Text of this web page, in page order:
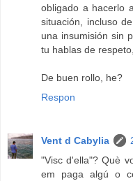
obligado a hacerlo
situación, incluso
una insumisión sin
tu hablas de
De buen rollo, he?
Respon
Vent d Cabylia
"Visc d'ella"? Què
em paga algú o